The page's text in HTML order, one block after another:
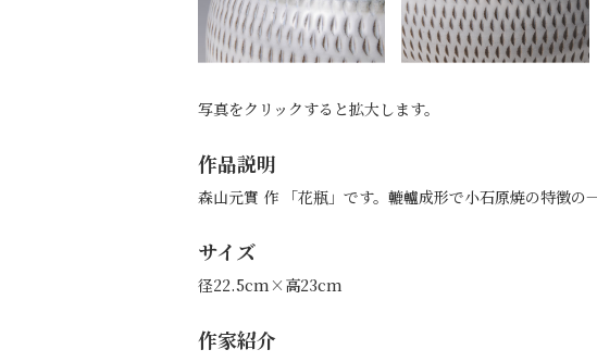
写真をクリックすると拡大します。
作品説明
森山元實 作 「花瓶」です。轆轤成形で小石原焼の特徴の
サイズ
径22.5cm×高23cm
作家紹介